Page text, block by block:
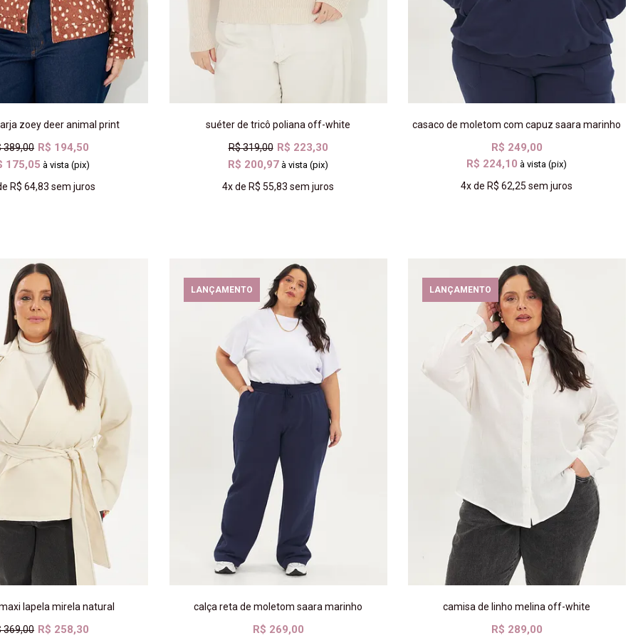
zoey deer animal print
389,00 R$ 194,50
175,05 à vista (pix)
R$ 64,83 sem juros
suéter de tricô poliana off-white
R$ 319,00 R$ 223,30
R$ 200,97 à vista (pix)
4xde R$ 55,83 sem juros
casaco de moletom com capuz saara marinho
R$ 249,00
R$ 224,10 à vista (pix)
4xde R$ 62,25 sem juros
lapela mirela natural
369,00 R$ 258,30
LANÇAMENTO
calça reta de moletom saara marinho
R$ 269,00
LANÇAMENTO
camisa de linho melina off-white
R$ 289,00